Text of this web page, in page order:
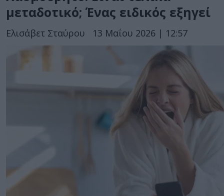
μεταδοτικό; Ένας ειδικός εξηγεί
Ελισάβετ Σταύρου 13 Μαΐου 2026 | 12:57